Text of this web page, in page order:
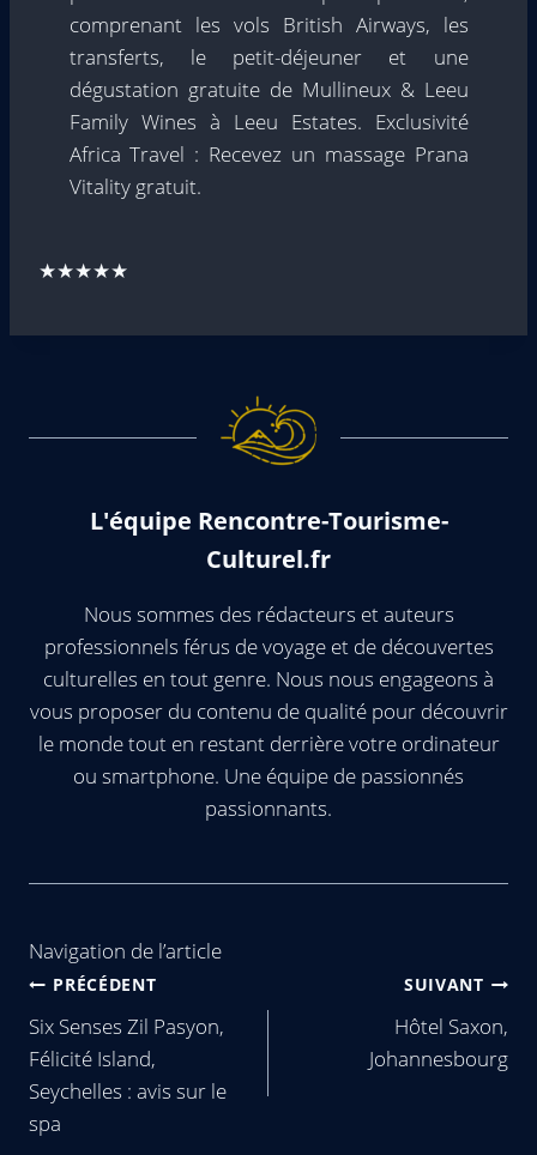
comprenant les vols British Airways, les
transferts, le petit-déjeuner et une
dégustation gratuite de Mullineux & Leeu
Family Wines à Leeu Estates. Exclusivité
Africa Travel : Recevez un massage Prana
Vitality gratuit.
★★★★★
L'équipe Rencontre-Tourisme-
Culturel.fr
Nous sommes des rédacteurs et auteurs
professionnels férus de voyage et de découvertes
culturelles en tout genre. Nous nous engageons à
vous proposer du contenu de qualité pour découvrir
le monde tout en restant derrière votre ordinateur
ou smartphone. Une équipe de passionnés
passionnants.
Navigation de l’article
PRÉCÉDENT
Six Senses Zil Pasyon,
Félicité Island,
Seychelles : avis sur le
spa
SUIVANT
Hôtel Saxon,
Johannesbourg